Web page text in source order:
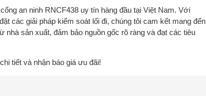
an ninh RNCF438 uy tín hàng đầu tại Việt Nam. Với
các giải pháp kiểm soát lối đi, chúng tôi cam kết mang đến
sản xuất, đảm bảo nguồn gốc rõ ràng và đạt các tiêu
tiết và nhận báo giá ưu đãi!